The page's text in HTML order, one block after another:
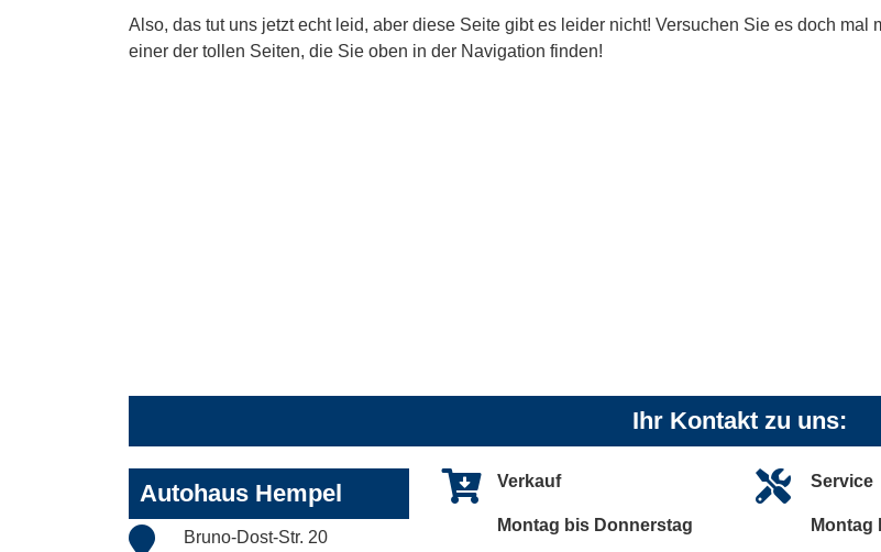
Also, das tut uns jetzt echt leid, aber diese Seite gibt es leider nicht! Versuchen Sie es doch mal
einer der tollen Seiten, die Sie oben in der Navigation finden!
Ihr Kontakt zu uns:
Autohaus Hempel
Bruno-Dost-Str. 20
Verkauf
Montag bis Donnerstag
Service
Montag